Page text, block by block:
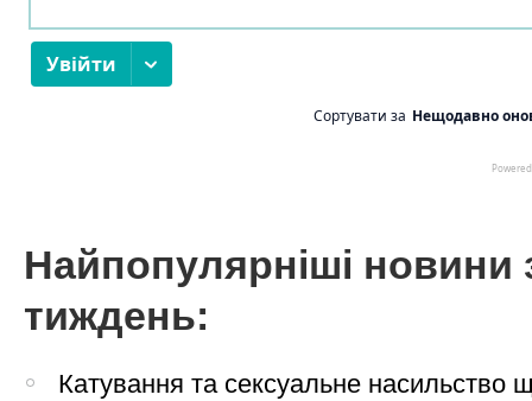
Найпопулярніші новини
тиждень:
Катування та сексуальне насильство